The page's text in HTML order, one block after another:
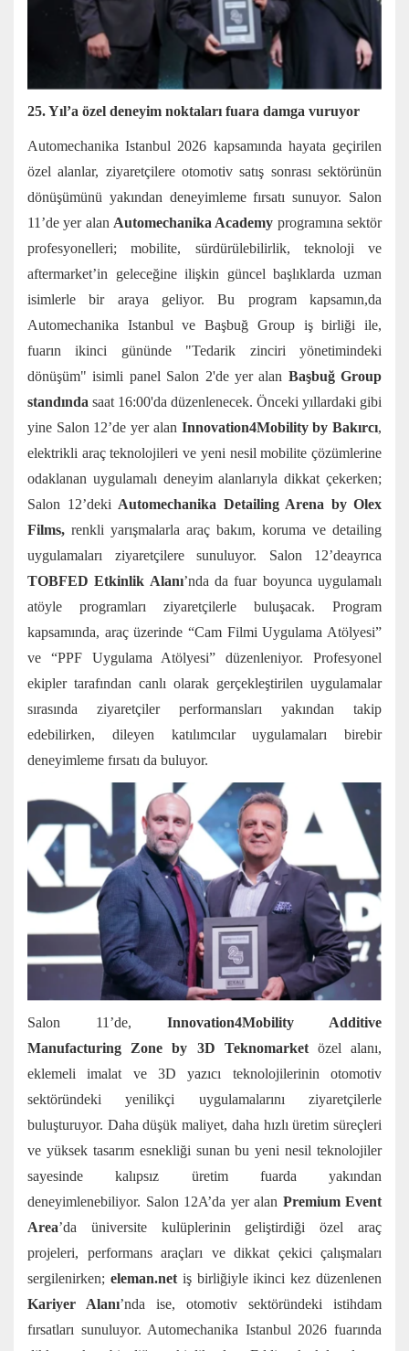
25. Yıl’a özel deneyim noktaları fuara damga vuruyor
Automechanika Istanbul 2026 kapsamında hayata geçirilen
özel alanlar, ziyaretçilere otomotiv satış sonrası sektörünün
dönüşümünü yakından deneyimleme fırsatı sunuyor. Salon
11’de yer alan Automechanika Academy programına sektör
profesyonelleri; mobilite, sürdürülebilirlik, teknoloji ve
aftermarket’in geleceğine ilişkin güncel başlıklarda uzman
isimlerle bir araya geliyor. Bu program kapsamın,da
Automechanika Istanbul ve Başbuğ Group iş birliği ile,
fuarın ikinci gününde "Tedarik zinciri yönetimindeki
dönüşüm" isimli panel Salon 2'de yer alan Başbuğ Group
standında saat 16:00'da düzenlenecek. Önceki yıllardaki gibi
yine Salon 12’de yer alan Innovation4Mobility by Bakırcı,
elektrikli araç teknolojileri ve yeni nesil mobilite çözümlerine
odaklanan uygulamalı deneyim alanlarıyla dikkat çekerken;
Salon 12’deki Automechanika Detailing Arena by Olex
Films, renkli yarışmalarla araç bakım, koruma ve detailing
uygulamaları ziyaretçilere sunuluyor. Salon 12’deayrıca
TOBFED Etkinlik Alanı’nda da fuar boyunca uygulamalı
atöyle programları ziyaretçilerle buluşacak. Program
kapsamında, araç üzerinde “Cam Filmi Uygulama Atölyesi”
ve “PPF Uygulama Atölyesi” düzenleniyor. Profesyonel
ekipler tarafından canlı olarak gerçekleştirilen uygulamalar
sırasında ziyaretçiler performansları yakından takip
edebilirken, dileyen katılımcılar uygulamaları birebir
deneyimleme fırsatı da buluyor.
Salon 11’de, Innovation4Mobility Additive
Manufacturing Zone by 3D Teknomarketözel alanı,
eklemeli imalat ve 3D yazıcı teknolojilerinin otomotiv
sektöründeki yenilikçi uygulamalarını ziyaretçilerle
buluşturuyor. Daha düşük maliyet, daha hızlı üretim süreçleri
ve yüksek tasarım esnekliği sunan bu yeni nesil teknolojiler
sayesinde kalıpsız üretim fuarda yakından
deneyimlenebiliyor. Salon 12A’da yer alan Premium Event
Area’da üniversite kulüplerinin geliştirdiği özel araç
projeleri, performans araçları ve dikkat çekici çalışmaları
sergilenirken; eleman.netiş birliğiyle ikinci kez düzenlenen
Kariyer Alanı’nda ise, otomotiv sektöründeki istihdam
fırsatları sunuluyor. Automechanika Istanbul 2026 fuarında